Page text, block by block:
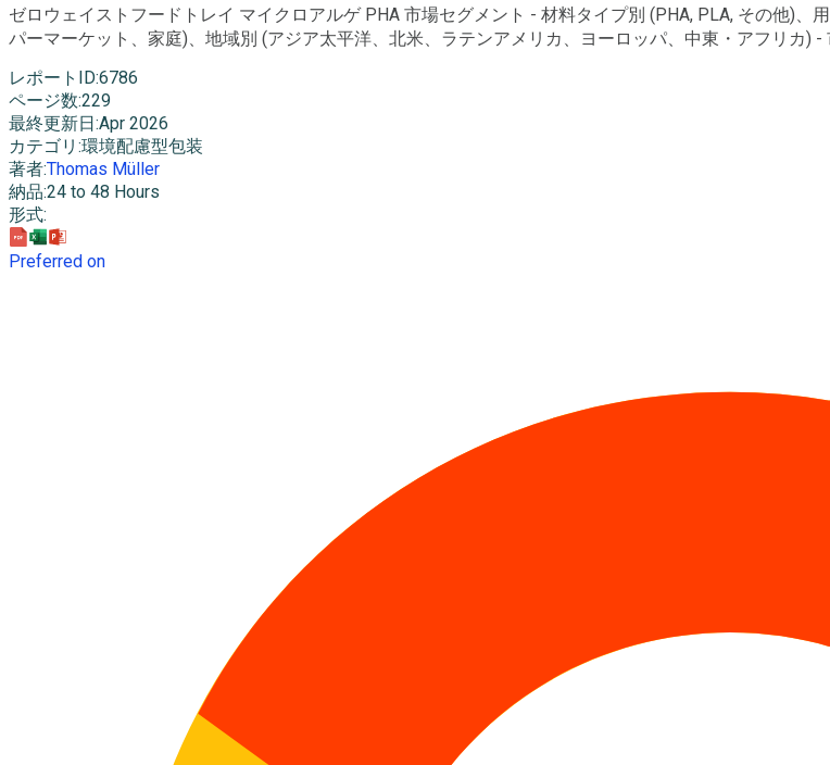
ゼロウェイストフードトレイ マイクロアルゲ PHA 市場セグメント - 材料タイプ別 (PHA, PLA, その他)
パーマーケット、家庭)、地域別 (アジア太平洋、北米、ラテンアメリカ、ヨーロッパ、中東・アフリカ)
レポートID:6786
ページ数:229
最終更新日 :Apr 2026
カテゴリ :環境配慮型包装
著者:Thomas Müller
納品:24 to 48 Hours
形式:
Preferred on